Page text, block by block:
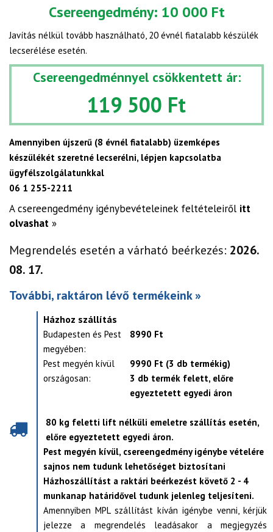
Csereengedmény: 10 000 Ft
Javítás nélkül tovább használható, 20 évnél fiatalabb készülék
lecserélése esetén.
Csereengedménnyel csökkentett ár:
119 500 Ft
Amennyiben újszerű (8 évnél fiatalabb) üzemképes
készülékét szeretné lecserélni, lépjen kapcsolatba
ügyfélszolgálatunkkal
06 1 255-2211
A csereengedmény igénybevételeinek feltételeiről itt
olvashat »
Megrendelés esetén a várható beérkezés: 2026.
08. 17.
További, raktáron lévő termékeink »
Házhoz szállítás
Budapesten és Pest
megyében:
8990 Ft
Pest megyén kívül
országosan:
9990 Ft (3 db termékig)
3 db termék felett, előre
egyeztetett egyedi áron
80 kg feletti lift nélküli emeletre szállítás esetén,
előre egyeztetett egyedi áron.
Pest megyén kívül, csereengedmény igénybe vételére
sajnos nem tudunk lehetőséget biztosítani
Házhoszállítást a raktári beérkezést követő 2 - 4
munkanap határidővel tudunk jelenleg teljesíteni.
Amennyiben MPL szállítást kíván igénybe venni, kérjük
jelezze a megrendelés leadásakor a megjegyzés